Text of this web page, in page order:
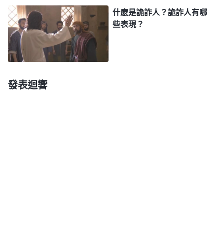
活》
從信神到現在人存有許多不對的存心，你不實行
真理的時候，覺得自己的存心都對，當遇到事時就看
時候就使人發現自己裏面有許多觀念攔阻人認識神。
什麽是詭詐人？詭詐人有哪
些表現？
發表迴響